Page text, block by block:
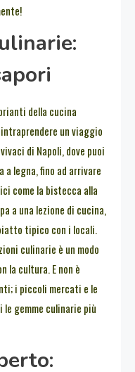
della cucina
un viaggio
di Napoli, dove puoi
a legna, fino ad arrivare
come la bistecca alla
a una lezione di cucina,
tipico con i locali.
culinarie è un modo
cultura. E non è
i piccoli mercati e le
gemme culinarie più